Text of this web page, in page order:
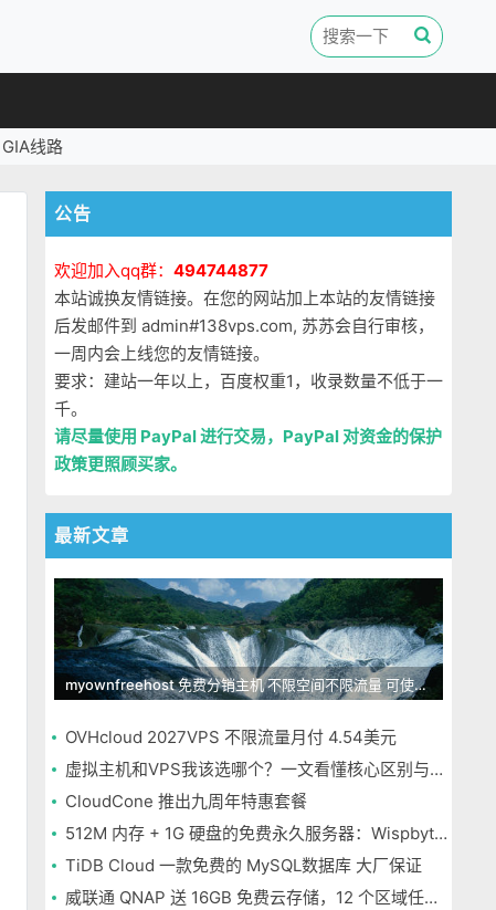
GIA线路
公告
欢迎加入qq群： 494744877
本站诚换友情链接。在您的网站加上本站的友情链接
后发邮件到 admin#138vps.com, 苏苏会自行审核，
一周内会上线您的友情链接。
要求：建站一年以上，百度权重1，收录数量不低于一
千。
请尽量使用 PayPal 进行交易，PayPal 对资金的保护
政策更照顾买家。
最新文章
myownfreehost 免费分销主机 不限空间不限流量 可使用免费域名申请
OVHcloud 2027VPS 不限流量月付 4.54美元
虚拟主机和VPS我该选哪个？一文看懂核心区别与选择指南
CloudCone 推出九周年特惠套餐
512M 内存 + 1G 硬盘的免费永久服务器：Wispbyte 上手
TiDB Cloud 一款免费的 MySQL数据库 大厂保证
威联通 QNAP 送 16GB 免费云存储，12 个区域任选，邮箱注册即可